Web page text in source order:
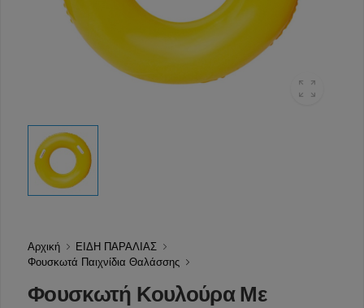
Αρχική
ΕΙΔΗ ΠΑΡΑΛΙΑΣ
Φουσκωτά Παιχνίδια Θαλάσσης
Φουσκωτή Κουλούρα Με